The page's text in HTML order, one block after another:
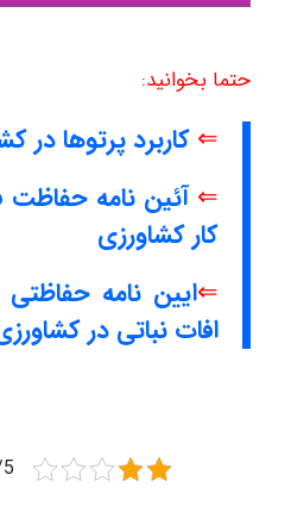
حتما بخوانید:
⇐ کاربرد پرتوها در
⇐آئین نامه
کار کشاورزی
⇐ایین نامه
افات نباتی در
2/5 -